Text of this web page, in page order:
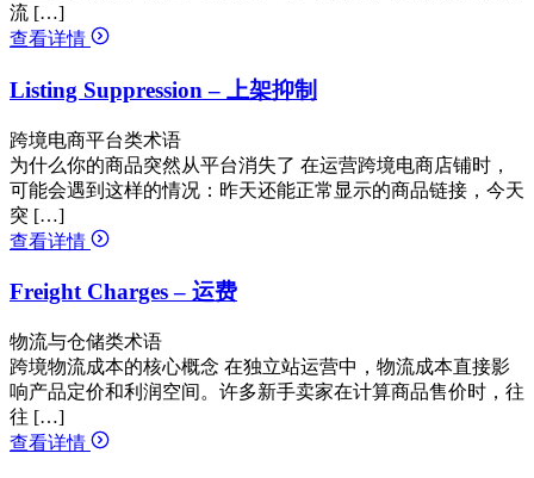
流 […]
查看详情
Listing Suppression – 上架抑制
跨境电商平台类术语
为什么你的商品突然从平台消失了 在运营跨境电商店铺时，
可能会遇到这样的情况：昨天还能正常显示的商品链接，今天
突 […]
查看详情
Freight Charges – 运费
物流与仓储类术语
跨境物流成本的核心概念 在独立站运营中，物流成本直接影
响产品定价和利润空间。许多新手卖家在计算商品售价时，往
往 […]
查看详情